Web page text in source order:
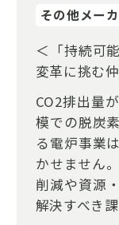
その他メー
＜「持続可
変革に挑む
CO2排出量
模での脱炭
る電炉事業
かせません
削減や資源
解決すべき